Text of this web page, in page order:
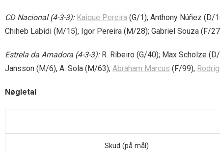
CD Nacional (4-3-3): Kaique Pereira (G/1); Anthony Núñez (D/
Chiheb Labidi (M/15), Igor Pereira (M/28); Gabriel Souza (F/
Estrela da Amadora (4-3-3):R. Ribeiro (G/40); Max Scholze
Jansson (M/6), A. Sola (M/63); Abraham Marcus (F/99),
Nøgletal
Skud (på mål)